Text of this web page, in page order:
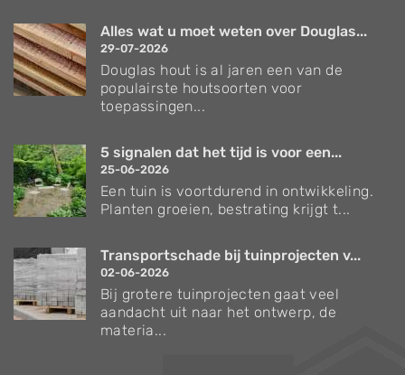
Alles wat u moet weten over Douglas...
29-07-2026
Douglas hout is al jaren een van de
populairste houtsoorten voor
toepassingen...
5 signalen dat het tijd is voor een...
25-06-2026
Een tuin is voortdurend in ontwikkeling.
Planten groeien, bestrating krijgt t...
Transportschade bij tuinprojecten v...
02-06-2026
Bij grotere tuinprojecten gaat veel
aandacht uit naar het ontwerp, de
materia...